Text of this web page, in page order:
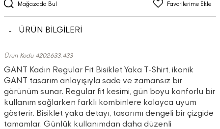
Mağazada Bul Favorilerime Ekle
ÜRÜN BİLGİLERİ
Ürün Kodu 4202633.433
GANT Kadın Regular Fit Bisiklet Yaka T-Shirt, ikonik
GANT tasarım anlayışıyla sade ve zamansız bir
görünüm sunar. Regular fit kesimi, gün boyu konforlu bir
kullanım sağlarken farklı kombinlere kolayca uyum
gösterir. Bisiklet yaka detayı, tasarımı dengeli bir çizgide
tamamlar. Günlük kullanımdan daha düzenli